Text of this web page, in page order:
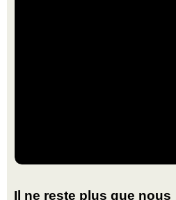
Il ne reste plus que nous